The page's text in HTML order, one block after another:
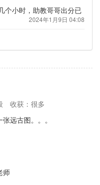
个小时，助教哥哥出分已
2024年1月9日 04:08
收获：很多
远古图。。。
师